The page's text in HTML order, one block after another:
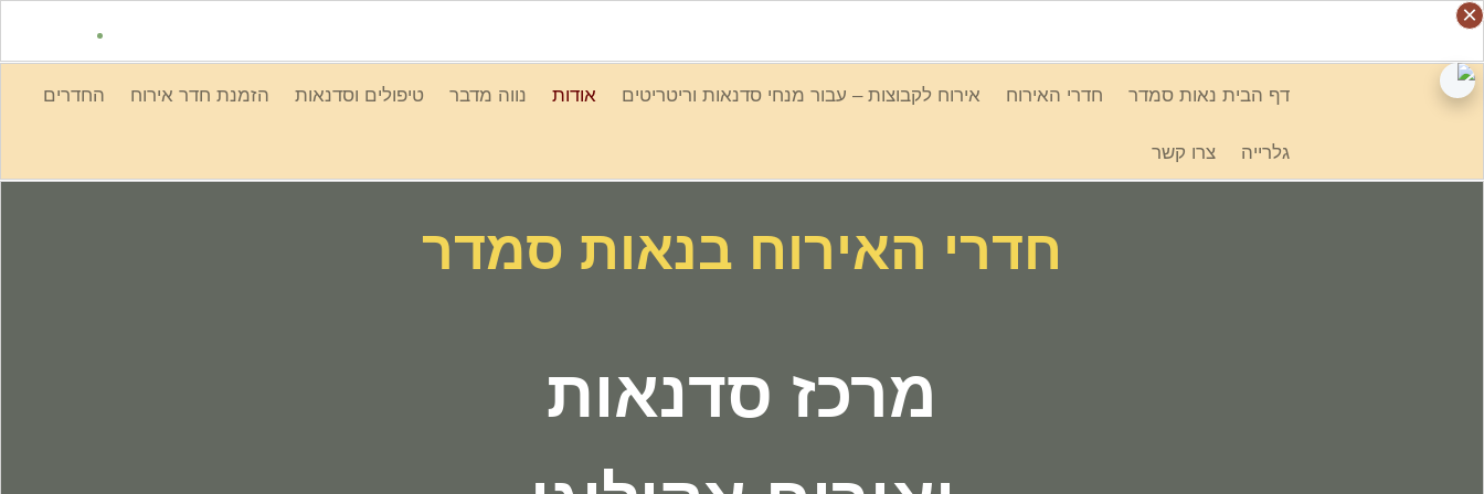
Skip
links
דף הבית נאות סמדר חדרי האירוח אירוח לקבוצות – עבור מנחי סדנאות וריטריטים אודות נווה מדבר טיפולים וסדנאות הזמנת חדר אירוח החדרים
גלרייה צרו קשר
חדרי האירוח בנאות סמדר
מרכז סדנאות
×
×
×
×